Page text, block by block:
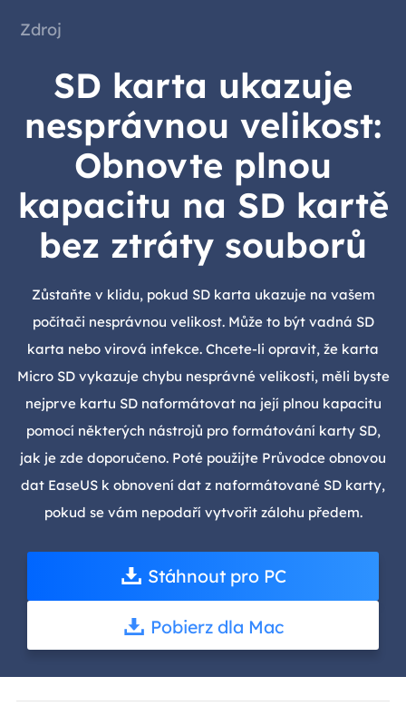
Zdroj
SD karta ukazuje
nesprávnou velikost:
Obnovte plnou
kapacitu na SD kartě
bez ztráty souborů
Zůstaňte v klidu, pokud SD karta ukazuje na vašem
počítači nesprávnou velikost. Může to být vadná SD
karta nebo virová infekce. Chcete-li opravit, že karta
Micro SD vykazuje chybu nesprávné velikosti, měli byste
nejprve kartu SD naformátovat na její plnou kapacitu
pomocí některých nástrojů pro formátování karty SD,
jak je zde doporučeno. Poté použijte Průvodce obnovou
dat EaseUS k obnovení dat z naformátované SD karty,
pokud se vám nepodaří vytvořit zálohu předem.
Stáhnout pro PC
Pobierz dla Mac